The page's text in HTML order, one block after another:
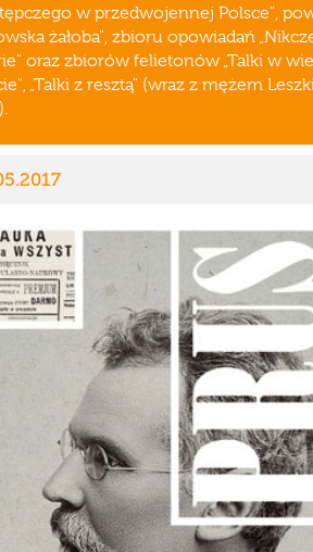
w przedwojennej Polsce",
żałoba", zbioru opowiadań
oraz zbiorów felietonów „Talki w
„Talki z resztą" (wraz z mężem